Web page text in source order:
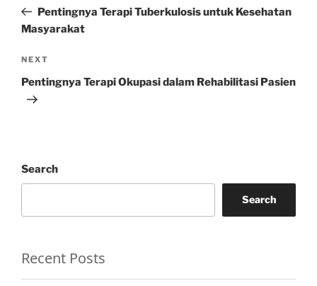
PostPentingnya Terapi Tuberkulosis untuk Kesehatan
Masyarakat
Next
Post
NEXT
Pentingnya Terapi Okupasi dalam Rehabilitasi Pasien
Search
Search
Recent Posts